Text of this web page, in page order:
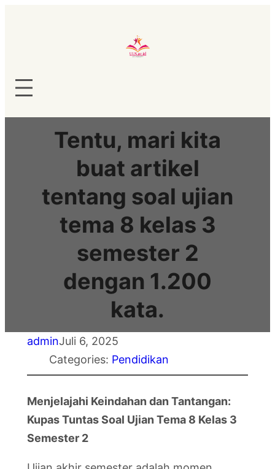
Tentu, mari kita
buat artikel
tentang soal ujian
tema 8 kelas 3
semester 2
dengan 1.200
kata.
adminJuli 6, 2025
Categories: Pendidikan
Menjelajahi Keindahan dan Tantangan:
Kupas Tuntas Soal Ujian Tema 8 Kelas 3
Semester 2